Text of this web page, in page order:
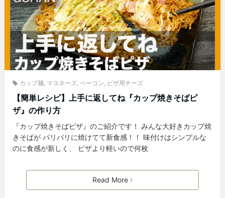
カップ麺, マヨネーズ, ベーコン, ピザ用チーズ
【簡単レシピ】上手に返してね『カップ焼きそばピ
ザ』の作り方
『カップ焼きそばピザ』のご紹介です！ みんな大好きカップ焼
きそばが パリパリに焼けてて新食感！！ 味付けはシンプルな
のに食感が新しく、 ピザより軽いので何枚
Read More